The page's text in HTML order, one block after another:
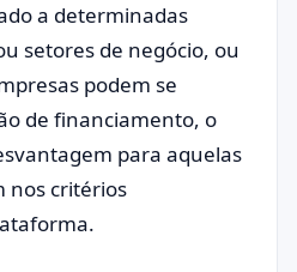
a determinadas
setores de negócio, ou
podem se
de financiamento, o
para aquelas
nos critérios